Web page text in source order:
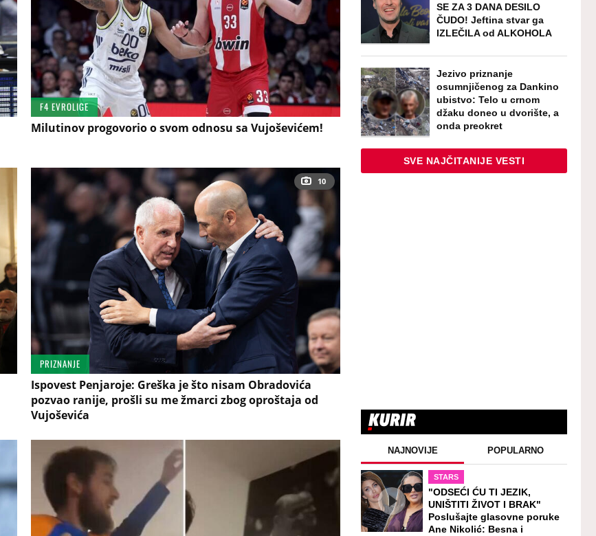
F4 EVROLIGE
Milutinov progovorio o svom odnosu sa Vujoševićem!
10
PRIZNANJE
Ispovest Penjaroje: Greška je što nisam Obradovića
pozvao ranije, prošli su me žmarci zbog oproštaja od
Vujoševića
SE ZA 3 DANA DESILO
ČUDO! Jeftina stvar ga
IZLEČILA od ALKOHOLA
Jezivo priznanje
osumnjičenog za Dankino
ubistvo: Telo u crnom
džaku doneo u dvorište, a
onda preokret
SVE NAJČITANIJE VESTI
NAJNOVIJE POPULARNO
STARS
"ODSEĆI ĆU TI JEZIK,
UNIŠTITI ŽIVOT I BRAK"
Poslušajte glasovne poruke
Ane Nikolić: Besna i